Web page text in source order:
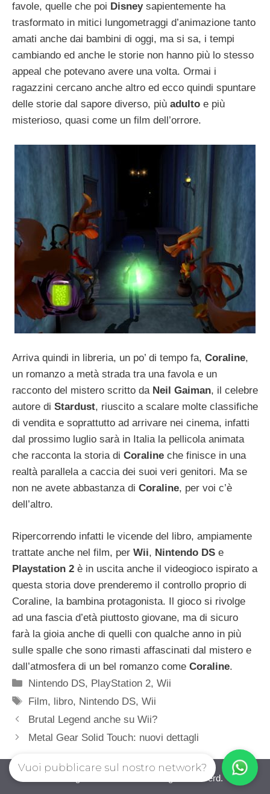
favole, quelle che poi Disneysapientemente ha
trasformato in mitici lungometraggi d’animazione tanto
amati anche dai bambini di oggi, ma si sa, i tempi
cambiando ed anche le storie non hanno più lo stesso
appeal che potevano avere una volta. Ormai i
ragazzini cercano anche altro ed ecco quindi spuntare
delle storie dal sapore diverso, più adulto e più
misterioso, quasi come un film dell’orrore.
Arriva quindi in libreria, un po’ di tempo fa, Coraline,
un romanzo a metà strada tra una favola e un
racconto del mistero scritto da Neil Gaiman, il celebre
autore di Stardust, riuscito a scalare molte classifiche
di vendita e soprattutto ad arrivare nei cinema, infatti
dal prossimo luglio sarà in Italia la pellicola animata
che racconta la storia di Coraline che finisce in una
realtà parallela a caccia dei suoi veri genitori. Ma se
non ne avete abbastanza di Coraline, per voi c’è
dell’altro.
Ripercorrendo infatti le vicende del libro, ampiamente
trattate anche nel film, per Wii, Nintendo DS e
Playstation 2 è in uscita anche il videogioco ispirato a
questa storia dove prenderemo il controllo proprio di
Coraline, la bambina protagonista. Il gioco si rivolge
ad una fascia d’età piuttosto giovane, ma di sicuro
farà la gioia anche di quelli con qualche anno in più
sulle spalle che sono rimasti affascinati dal mistero e
dall’atmosfera di un bel romanzo come Coraline.
Categorie
Nintendo DS, PlayStation 2,Wii
Tag
Film, libro, Nintendo DS,Wii
Brutal Legend anche su Wii?
Metal Gear Solid Touch: nuovi dettagli
iovideogioco.com © 2026. All right reserverd.
Vuoi pubblicare sul nostro network?